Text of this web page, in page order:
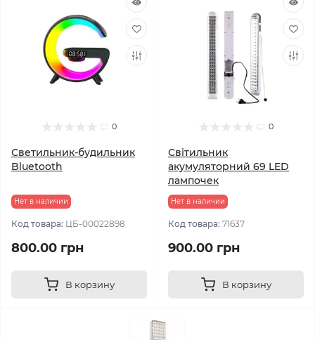
0
Светильник-будильник
Bluetooth
Нет в наличии
Код товара: ЦБ-00022898
800.00 грн
В корзину
0
Світильник
акумуляторний 69 LED
лампочек
Нет в наличии
Код товара: 71637
900.00 грн
В корзину